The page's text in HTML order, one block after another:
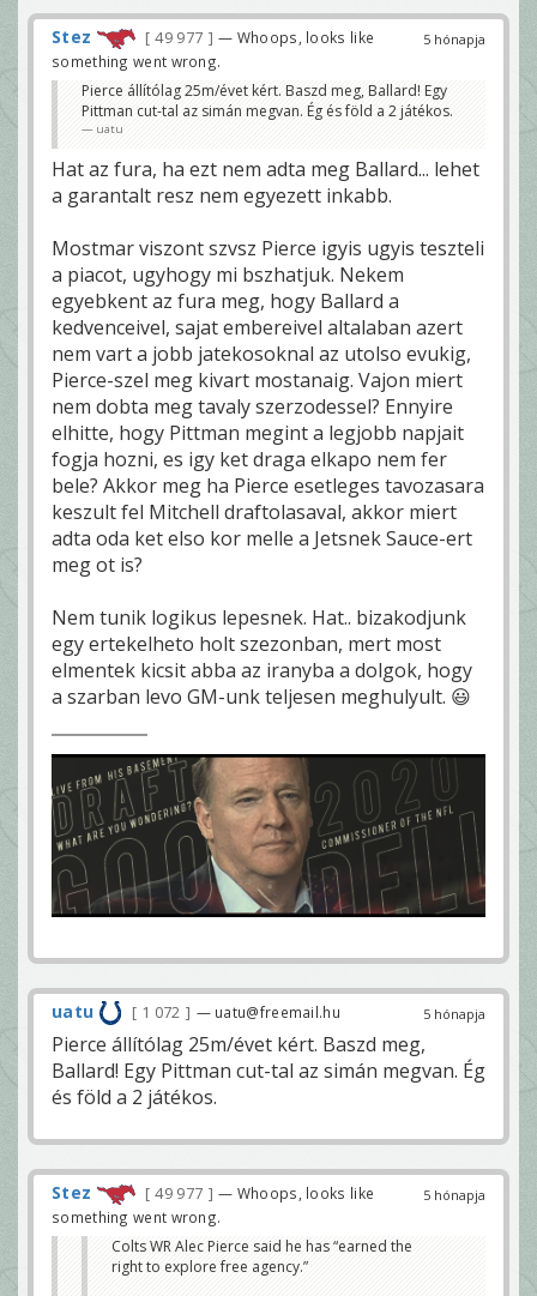
5 hónapja
Stez 49 977
— Whoops, looks like
something went wrong.
Pierce állítólag 25m/évet kért. Baszd meg, Ballard! Egy
Pittman cut-tal az simán megvan. Ég és föld a 2 játékos.
uatu
Hat az fura, ha ezt nem adta meg Ballard... lehet
a garantalt resz nem egyezett inkabb.
Mostmar viszont szvsz Pierce igyis ugyis teszteli
a piacot, ugyhogy mi bszhatjuk. Nekem
egyebkent az fura meg, hogy Ballard a
kedvenceivel, sajat embereivel altalaban azert
nem vart a jobb jatekosoknal az utolso evukig,
Pierce-szel meg kivart mostanaig. Vajon miert
nem dobta meg tavaly szerzodessel? Ennyire
elhitte, hogy Pittman megint a legjobb napjait
fogja hozni, es igy ket draga elkapo nem fer
bele? Akkor meg ha Pierce esetleges tavozasara
keszult fel Mitchell draftolasaval, akkor miert
adta oda ket elso kor melle a Jetsnek Sauce-ert
meg ot is?
Nem tunik logikus lepesnek. Hat.. bizakodjunk
egy ertekelheto holt szezonban, mert most
elmentek kicsit abba az iranyba a dolgok, hogy
a szarban levo GM-unk teljesen meghulyult. 😃
5 hónapja
uatu 1 072 — uatu@freemail.hu
Pierce állítólag 25m/évet kért. Baszd meg,
Ballard! Egy Pittman cut-tal az simán megvan. Ég
és föld a 2 játékos.
5 hónapja
Stez 49 977
— Whoops, looks like
something went wrong.
Colts WR Alec Pierce said he has “earned the
right to explore free agency.”